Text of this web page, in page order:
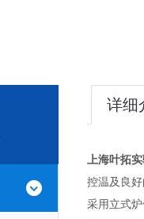
详细
上海叶拓
控温及良
采用立式